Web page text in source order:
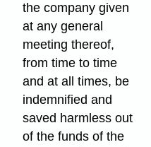
the company given
at any general
meeting thereof,
from time to time
and at all times, be
indemnified and
saved harmless out
of the funds of the